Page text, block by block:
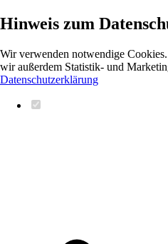
Hinweis zum
Wir verwenden notwendige
wir außerdem Statistik- und
Datenschutzerklärung